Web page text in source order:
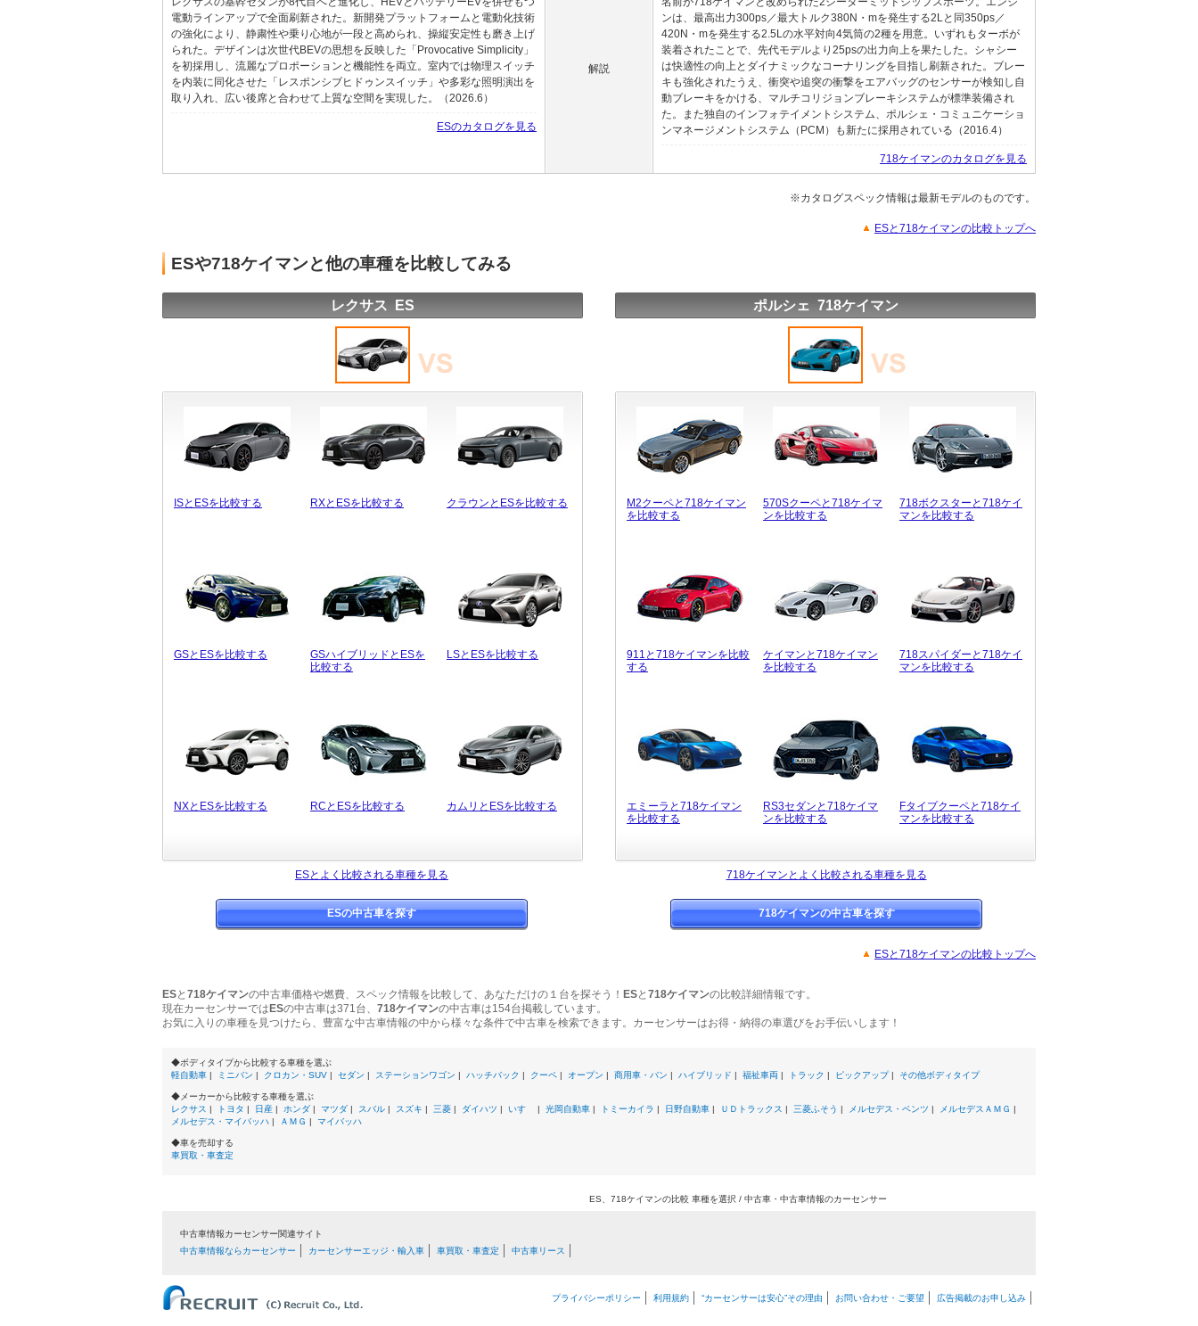
電動ラインアップで全面刷新された。新開発プラットフォームと電動化技術
の強化により、静粛性や乗り心地が一段と高められ、操縦安定性も磨き上げ
られた。デザインは次世代BEVの思想を反映した「Provocative Simplicity」
を初採用し、流麗なプロポーションと機能性を両立。室内では物理スイッチ
を内装に同化させた「レスポンシブヒドゥンスイッチ」や多彩な照明演出を
取り入れ、広い後席と合わせて上質な空間を実現した。（2026.6）
ESのカタログを見る
解説
ンは、最高出力300ps／最大トルク380N・mを発生する2Lと同350ps／
420N・mを発生する2.5Lの水平対向4気筒の2種を用意。いずれもターボが
装着されたことで、先代モデルより25psの出力向上を果たした。シャシー
は快適性の向上とダイナミックなコーナリングを目指し刷新された。ブレー
キも強化されたうえ、衝突や追突の衝撃をエアバッグのセンサーが検知し自
動ブレーキをかける、マルチコリジョンブレーキシステムが標準装備され
た。また独自のインフォテイメントシステム、ポルシェ・コミュニケーショ
ンマネージメントシステム（PCM）も新たに採用されている（2016.4）
718ケイマンのカタログを見る
※カタログスペック情報は最新モデルのものです。
ESと718ケイマンの比較トップへ
ESや718ケイマンと他の車種を比較してみる
レクサス ES
ISとESを比較する RXとESを比較する クラウンとESを比較する
GSとESを比較する
GSハイブリッドとESを
比較する
LSとESを比較する
NXとESを比較する RCとESを比較する カムリとESを比較する
ポルシェ 718ケイマン
M2クーペと718ケイマン
を比較する
570Sクーペと718ケイマ
ンを比較する
718ボクスターと718ケイ
マンを比較する
911と718ケイマンを比較
する
ケイマンと718ケイマン
を比較する
718スパイダーと718ケイ
マンを比較する
エミーラと718ケイマン
を比較する
RS3セダンと718ケイマ
ンを比較する
Fタイプクーペと718ケイ
マンを比較する
ESとよく比較される車種を見る 718ケイマンとよく比較される車種を見る
ESの中古車を探す 718ケイマンの中古車を探す
ESと718ケイマンの比較トップへ
ESと 718ケイマンの中古車価格や燃費、スペック情報を比較して、あなただけの１台を探そう！ ESと 718ケイマンの比較詳細情報です。
現在カーセンサーでは ESの中古車は371台、 718ケイマンの中古車は154台掲載しています。
お気に入りの車種を見つけたら、豊富な中古車情報の中から様々な条件で中古車を検索できます。カーセンサーはお得・納得の車選びをお手伝いします！
◆ボディタイプから比較する車種を選ぶ
軽自動車 | ミニバン | クロカン・SUV | セダン | ステーションワゴン | ハッチバック | クーペ | オープン | 商用車・バン | ハイブリッド | 福祉車両 | トラック | ピックアップ| その他ボディタイプ
◆メーカーから比較する車種を選ぶ
レクサス | トヨタ | 日産 | ホンダ | マツダ | スバル | スズキ | 三菱 | ダイハツ | いすゞ | 光岡自動車 | トミーカイラ | 日野自動車 | ＵＤトラックス | 三菱ふそう | メルセデス・ベンツ | メルセデスＡＭＧ |
メルセデス・マイバッハ | ＡＭＧ | マイバッハ
◆車を売却する
車買取・車査定
ES、718ケイマンの比較 車種を選択 / 中古車・中古車情報のカーセンサー
中古車情報カーセンサー関連サイト
中古車情報ならカーセンサー
カーセンサーエッジ・輸入車 車買取・車査定 中古車リース
プライバシーポリシー 利用規約 “カーセンサーは安心”その理由 お問い合わせ・ご要望 広告掲載のお申し込み